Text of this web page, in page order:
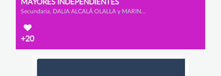
MAYORES INDEPENDIENTES
Secundaria, DALIA ALCALÁ OLALLA y MARINA ALONSO FERNÁNDEZ
+20